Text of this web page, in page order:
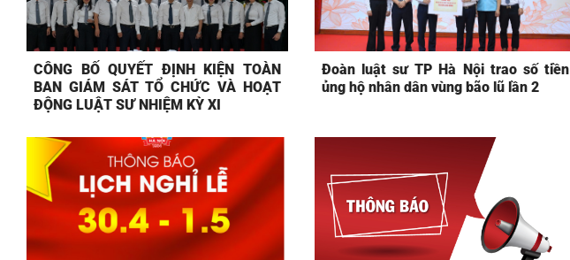
CÔNG BỐ QUYẾT ĐỊNH KIỆN TOÀN
BAN GIÁM SÁT TỔ CHỨC VÀ HOẠT
ĐỘNG LUẬT SƯ NHIỆM KỲ XI
Đoàn luật sư TP Hà Nội trao số tiền
ủng hộ nhân dân vùng bão lũ lần 2